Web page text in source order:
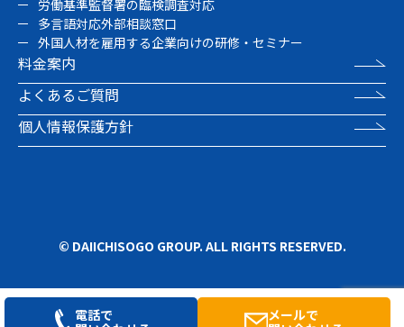
電話で
メールで
労働基準監督署の臨検調査対応
多言語対応外部相談窓口
外国人材を雇用する企業向けの研修・セミナー
料金案内
よくあるご質問
個人情報保護方針
© DAIICHISOGO GROUP. ALL RIGHTS RESERVED.